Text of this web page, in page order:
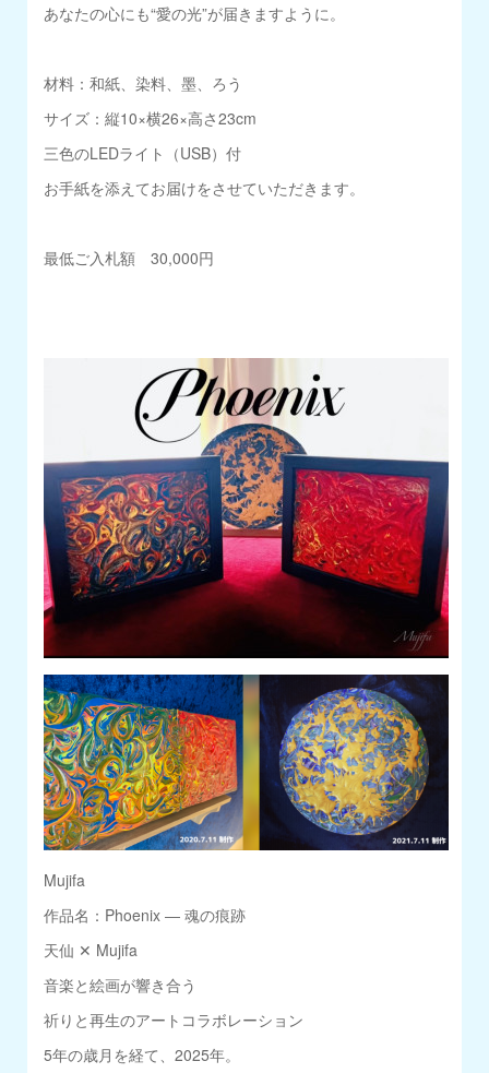
あなたの心にも“愛の光”が届きますように。
材料：和紙、染料、墨、ろう
サイズ：縦10×横26×高さ23cm
三色のLEDライト（USB）付
お手紙を添えてお届けをさせていただきます。
最低ご入札額 30,000円
Mujifa
作品名：Phoenix ― 魂の痕跡
天仙 ✕ Mujifa
音楽と絵画が響き合う
祈りと再生のアートコラボレーション
5年の歳月を経て、2025年。